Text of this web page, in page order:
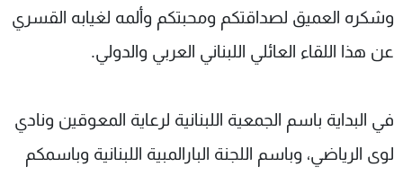
وشكره العميق لصداقتكم ومحبتكم ‏وألمه لغيابه القسري
عن هذا اللقاء العائلي اللبناني العربي والدولي.
في البداية باسم الجمعية اللبنانية لرعاية المعوقين ونادي
لوى الرياضي، وباسم اللجنة البارالمبية اللبنانية وباسمكم